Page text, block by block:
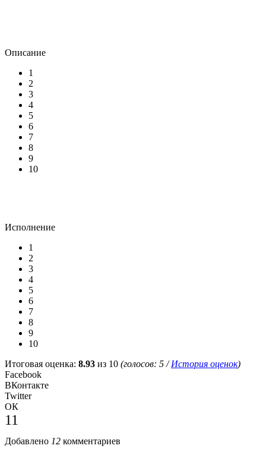
Описание
1
2
3
4
5
6
7
8
9
10
Исполнение
1
2
3
4
5
6
7
8
9
10
Итоговая оценка: 8.93 из 10 (голосов: 5 /История оценок)
Facebook
ВКонтакте
Twitter
ОК
11
Добавлено 12 комментариев